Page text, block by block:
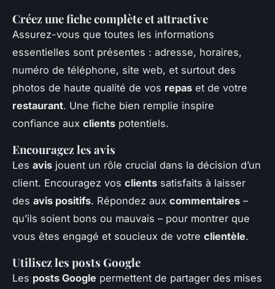
Créez une fiche complète et attractive
Assurez-vous que toutes les informations
essentielles sont présentes : adresse, horaires,
numéro de téléphone, site web, et surtout des
photos de haute qualité de vos repas et de votre
restaurant. Une fiche bien remplie inspire
confiance aux clients potentiels.
Encouragez les avis
Les avis jouent un rôle crucial dans la décision d’un
client. Encouragez vos clients satisfaits à laisser
des avis positifs. Répondez aux commentaires –
qu’ils soient bons ou mauvais – pour montrer que
vous êtes engagé et soucieux de votre clientèle.
Utilisez les posts Google
Les posts Google permettent de partager des mises